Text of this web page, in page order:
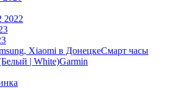
2022
Смарт часы
Garmin